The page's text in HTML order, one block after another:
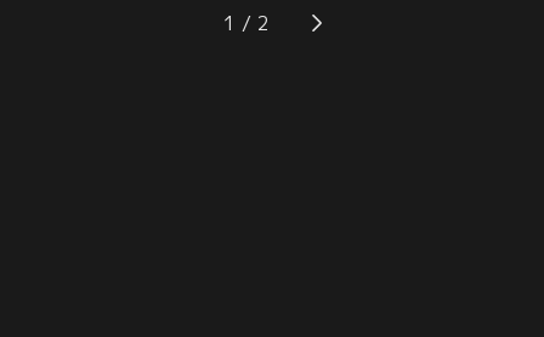
てしまったらしい。中絶しようとし
たリオだったが、一転産む決意をす
問題解決に奮闘する。一方、ダウン
症で肝臓移植が必要なジェイミーを
1